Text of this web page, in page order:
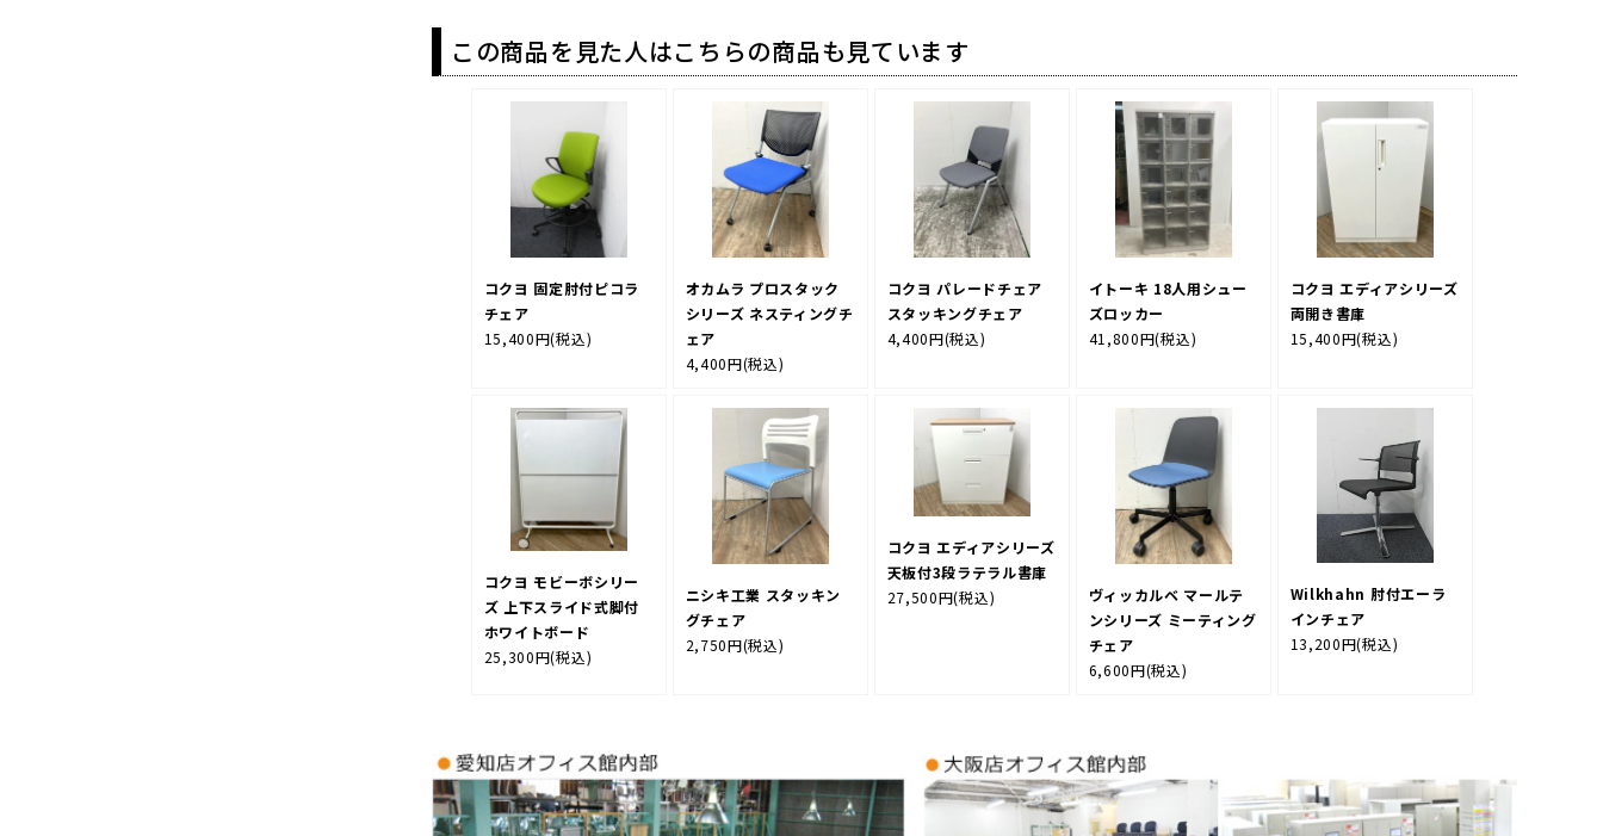
この商品を見た人はこちらの商品も見ています
コクヨ 固定肘付ピコラ
チェア
15,400円(税込)
オカムラ プロスタック
シリーズ ネスティングチ
ェア
4,400円(税込)
コクヨ パレードチェア
スタッキングチェア
4,400円(税込)
イトーキ 18人用シュー
ズロッカー
41,800円(税込)
コクヨ エディアシリーズ
両開き書庫
15,400円(税込)
コクヨ モビーボシリー
ズ 上下スライド式脚付
ホワイトボード
25,300円(税込)
ニシキ工業 スタッキン
グチェア
2,750円(税込)
コクヨ エディアシリーズ
天板付3段ラテラル書庫
27,500円(税込)
ヴィッカルベ マールテ
ンシリーズ ミーティング
チェア
6,600円(税込)
Wilkhahn 肘付エーラ
インチェア
13,200円(税込)